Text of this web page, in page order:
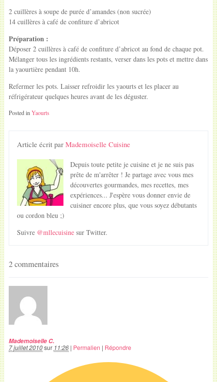
2 cuillères à soupe de purée d’amandes (non sucrée)
14 cuillères à café de confiture d’abricot
Préparation :
Déposer 2 cuillères à café de confiture d’abricot au fond de chaque pot.
Mélanger tous les ingrédients restants, verser dans les pots et mettre dans
la yaourtière pendant 10h.
Refermer les pots. Laisser refroidir les yaourts et les placer au
réfrigérateur quelques heures avant de les déguster.
Posted inYaourts
Article écrit parMademoiselle Cuisine
Depuis toute petite je cuisine et je ne suis pas
prête de m'arrêter ! Je partage avec vous mes
découvertes gourmandes, mes recettes, mes
expériences... J'espère vous donner envie de
cuisiner encore plus, que vous soyez débutants
ou cordon bleu ;)
Suivre @mllecuisine sur Twitter.
2 commentaires
Mademoiselle C.
7 juillet 2010sur 11:26| Permalien | Répondre